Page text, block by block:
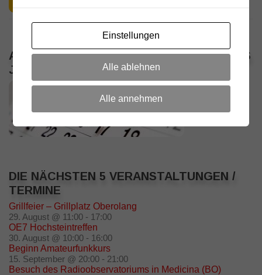
ALLE VERANSTALTUNGEN / TERMINE DES
JAHRES
DIE NÄCHSTEN 5 VERANSTALTUNGEN /
TERMINE
Grillfeier – Grillplatz Oberolang
29. August @ 11:00 - 17:00
OE7 Hochsteintreffen
30. August @ 10:00 - 16:00
Beginn Amateurfunkkurs
15. September @ 20:00 - 21:00
Besuch des Radioobservatoriums in Medicina (BO)
Einstellungen
Alle ablehnen
Alle annehmen